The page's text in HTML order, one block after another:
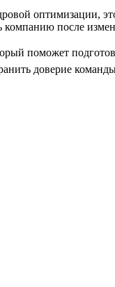
оптимизации,
после
поможет
доверие